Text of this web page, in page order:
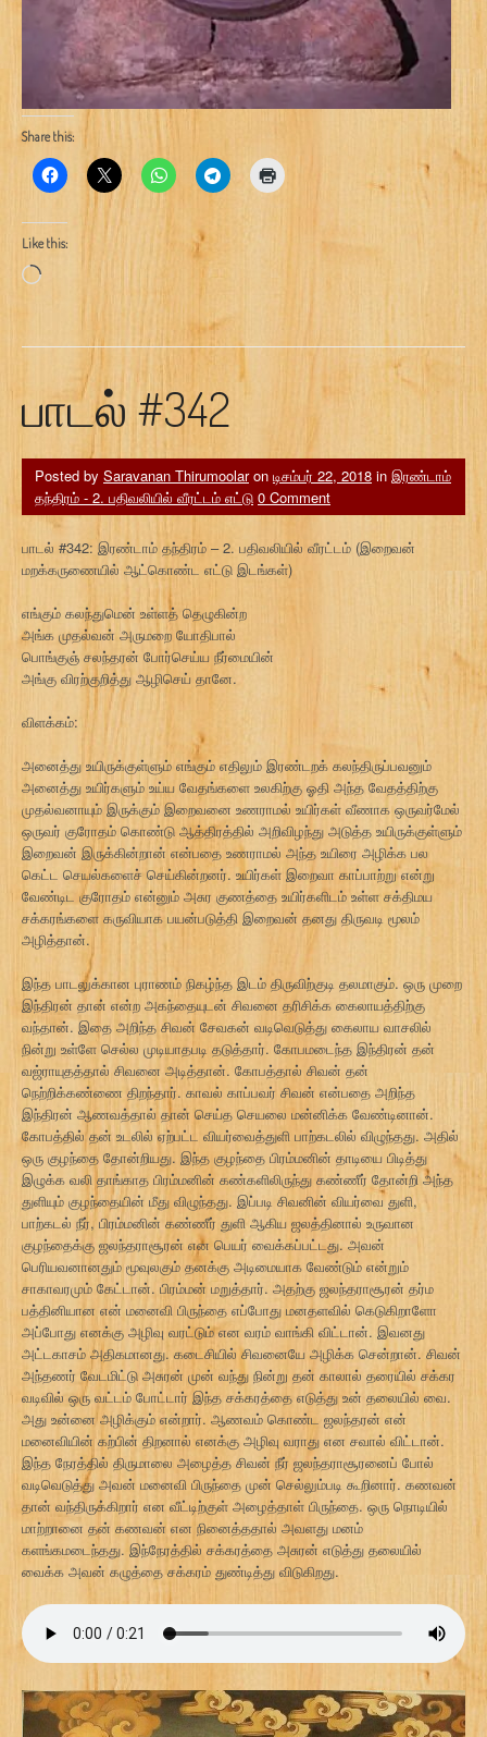
Share this:
Like this:
Loading…
பாடல் #342
Posted by Saravanan Thirumoolaron டிசம்பர் 22, 2018 in இரண்டாம்
தந்திரம் - 2. பதிவலியில் வீரட்டம் எட்டு 0 Comment
பாடல் #342: இரண்டாம் தந்திரம் – 2. பதிவலியில் வீரட்டம் (இறைவன்
மறக்கருணையில் ஆட்கொண்ட எட்டு இடங்கள்)
எங்கும் கலந்துமென் உள்ளத் தெழுகின்ற
அங்க முதல்வன் அருமறை யோதிபால்
பொங்குஞ் சலந்தரன் போர்செய்ய நீர்மையின்
அங்கு விரற்குறித்து ஆழிசெய் தானே.
விளக்கம்:
அனைத்து உயிருக்குள்ளும் எங்கும் எதிலும் இரண்டறக் கலந்திருப்பவனும்
அனைத்து உயிர்களும் உய்ய வேதங்களை உலகிற்கு ஓதி அந்த வேதத்திற்கு
முதல்வனாயும் இருக்கும் இறைவனை உணராமல் உயிர்கள் வீணாக ஒருவர்மேல்
ஒருவர் குரோதம் கொண்டு ஆத்திரத்தில் அறிவிழந்து அடுத்த உயிருக்குள்ளும்
இறைவன் இருக்கின்றான் என்பதை உணராமல் அந்த உயிரை அழிக்க பல
கெட்ட செயல்களைச் செய்கின்றனர். உயிர்கள் இறைவா காப்பாற்று என்று
வேண்டிட குரோதம் என்னும் அசுர குணத்தை உயிர்களிடம் உள்ள சக்திமய
சக்கரங்களை கருவியாக பயன்படுத்தி இறைவன் தனது திருவடி மூலம்
அழித்தான்.
இந்த பாடலுக்கான புராணம் நிகழ்ந்த இடம் திருவிற்குடி தலமாகும். ஒரு முறை
இந்திரன் தான் என்ற அகந்தையுடன் சிவனை தரிசிக்க கைலாயத்திற்கு
வந்தான். இதை அறிந்த சிவன் சேவகன் வடிவெடுத்து கைலாய வாசலில்
நின்று உள்ளே செல்ல முடியாதபடி தடுத்தார். கோபமடைந்த இந்திரன் தன்
வஜ்ராயுதத்தால் சிவனை அடித்தான். கோபத்தால் சிவன் தன்
நெற்றிக்கண்ணை திறந்தார். காவல் காப்பவர் சிவன் என்பதை அறிந்த
இந்திரன் ஆணவத்தால் தான் செய்த செயலை மன்னிக்க வேண்டினான்.
கோபத்தில் தன் உடலில் ஏற்பட்ட வியர்வைத்துளி பாற்கடலில் விழுந்தது. அதில்
ஒரு குழந்தை தோன்றியது. இந்த குழந்தை பிரம்மனின் தாடியை பிடித்து
இழுக்க வலி தாங்காத பிரம்மனின் கண்களிலிருந்து கண்ணீர் தோன்றி அந்த
துளியும் குழந்தையின் மீது விழுந்தது. இப்படி சிவனின் வியர்வை துளி,
பாற்கடல் நீர், பிரம்மனின் கண்ணீர் துளி ஆகிய ஜலத்தினால் உருவான
குழந்தைக்கு ஜலந்தராசூரன் என பெயர் வைக்கப்பட்டது. அவன்
பெரியவனானதும் மூவுலகும் தனக்கு அடிமையாக வேண்டும் என்றும்
சாகாவரமும் கேட்டான். பிரம்மன் மறுத்தார். அதற்கு ஜலந்தராசூரன் தர்ம
பத்தினியான என் மனைவி பிருந்தை எப்போது மனதளவில் கெடுகிறாளோ
அப்போது எனக்கு அழிவு வரட்டும் என வரம் வாங்கி விட்டான். இவனது
அட்டகாசம் அதிகமானது. கடைசியில் சிவனையே அழிக்க சென்றான். சிவன்
அந்தணர் வேடமிட்டு அசுரன் முன் வந்து நின்று தன் காலால் தரையில் சக்கர
வடிவில் ஒரு வட்டம் போட்டார் இந்த சக்கரத்தை எடுத்து உன் தலையில் வை.
அது உன்னை அழிக்கும் என்றார். ஆணவம் கொண்ட ஜலந்தரன் என்
மனைவியின் கற்பின் திறனால் எனக்கு அழிவு வராது என சவால் விட்டான்.
இந்த நேரத்தில் திருமாலை அழைத்த சிவன் நீர் ஜலந்தராசூரனைப் போல்
வடிவெடுத்து அவன் மனைவி பிருந்தை முன் செல்லும்படி கூறினார். கணவன்
தான் வந்திருக்கிறார் என வீட்டிற்குள் அழைத்தாள் பிருந்தை. ஒரு நொடியில்
மாற்றானை தன் கணவன் என நினைத்ததால் அவளது மனம்
களங்கமடைந்தது. இந்நேரத்தில் சக்கரத்தை அசுரன் எடுத்து தலையில்
வைக்க அவன் கழுத்தை சக்கரம் துண்டித்து விடுகிறது.